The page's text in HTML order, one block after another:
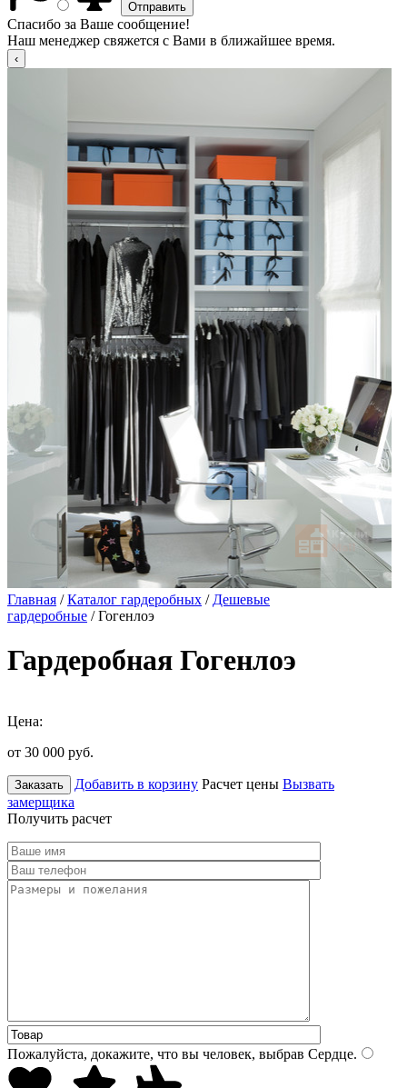
Спасибо за Ваше сообщение!
Наш менеджер свяжется с Вами в ближайшее время.
Главная /Каталог гардеробных / Дешевые
гардеробные / Гогенлоэ
Гардеробная Гогенлоэ
Цена:
от 30 000 руб.
Заказать Добавить в корзину Расчет цены Вызвать
замерщика
Получить расчет
Пожалуйста, докажите, что вы человек, выбрав Сердце.